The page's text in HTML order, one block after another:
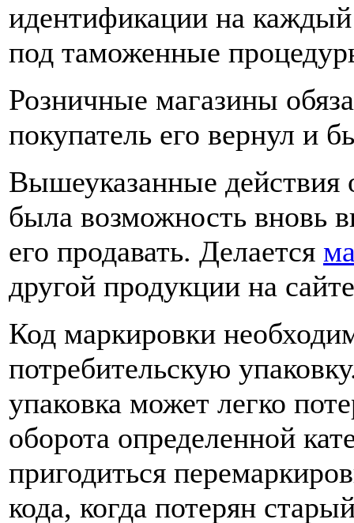
идентификации на каждый
под таможенные
Розничные магазины
покупатель его вернул и
Вышеуказанные действия
была возможность вновь
его продавать. Делается
другой продукции на
Код маркировки
потребительскую
упаковка может легко
оборота определенной
пригодиться
кода, когда потерян